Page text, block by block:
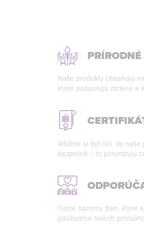
Naše produkty obsahujú
ktoré podporujú zdravie a
Môžete si byť istí, že
bezpečné – to potvrdzujú
Tisíce názorov žien, ktoré
používania našich